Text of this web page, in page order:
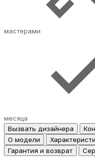
мастерами
месяца
Вызвать дизайнера
О модели
Гарантия и возврат